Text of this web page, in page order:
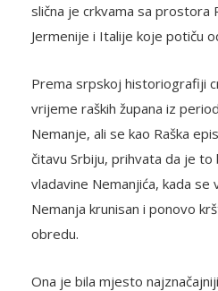
slična je crkvama sa prostora
Jermenije i Italije koje potiču
Prema srpskoj historiografiji
vrijeme raških župana iz
Nemanje, ali se kao Raška
čitavu Srbiju, prihvata da je
vladavine Nemanjića, kada se
Nemanja krunisan i ponovo
obredu.
Ona je bila mjesto